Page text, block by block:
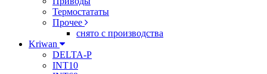
Термостататы
Прочее
снято с производства
Kriwan
DELTA-P
INT10